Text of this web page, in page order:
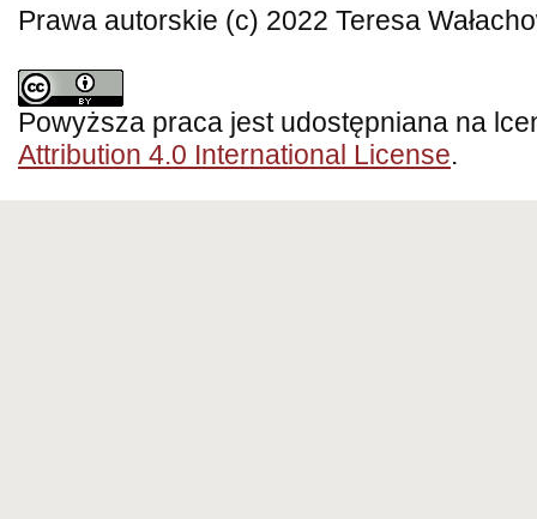
Prawa autorskie (c) 2022 Teresa
Powyższa praca jest udostępniana na
Attribution 4.0 International License.